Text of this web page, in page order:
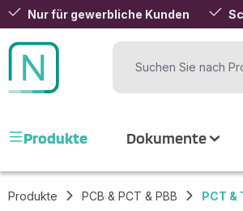
Hauptinhalt springen
Zur Suche springen
Zur Hauptnavigation springen
Nur für gewerbliche Kunden
Produkte Dokumente
Produkte PCB & PCT & PBB PCT &